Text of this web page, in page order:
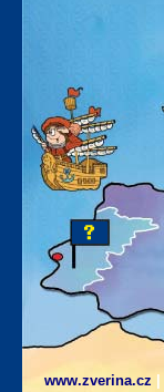
www.zverina.cz